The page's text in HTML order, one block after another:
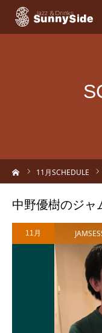
11 月SCHEDULE
中野優樹のジャ
11月